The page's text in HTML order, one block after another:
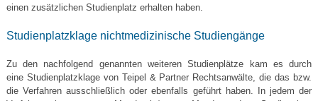
einen zusätzlichen Studienplatz erhalten haben.
Studienplatzklage nichtmedizinische Studiengänge
Zu den nachfolgend genannten weiteren Studienplätze kam es durch
eine Studienplatzklage von Teipel & Partner Rechtsanwälte, die das bzw.
die Verfahren ausschließlich oder ebenfalls geführt haben. In jedem der